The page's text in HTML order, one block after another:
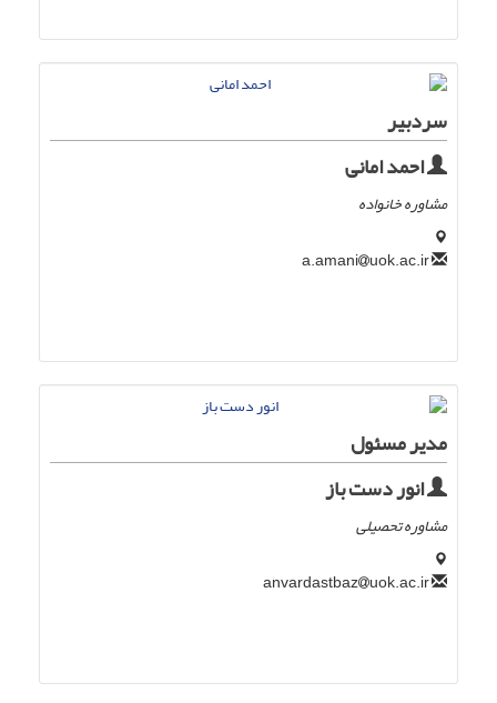
سردبیر
احمد امانی
مشاوره خانواده
uok.ac.ir
مدیر مسئول
انور دست باز
مشاوره تحصیلی
uok.ac.ir